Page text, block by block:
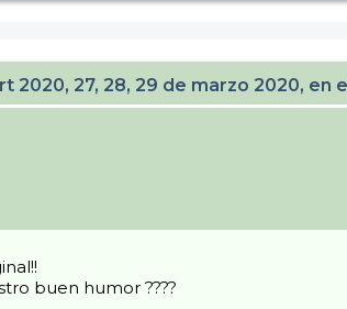
2020, 27, 28, 29 de marzo 2020, en
buen humor ????